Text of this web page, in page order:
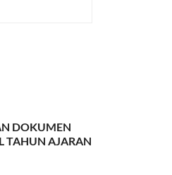
DOKUMEN
TAHUN AJARAN